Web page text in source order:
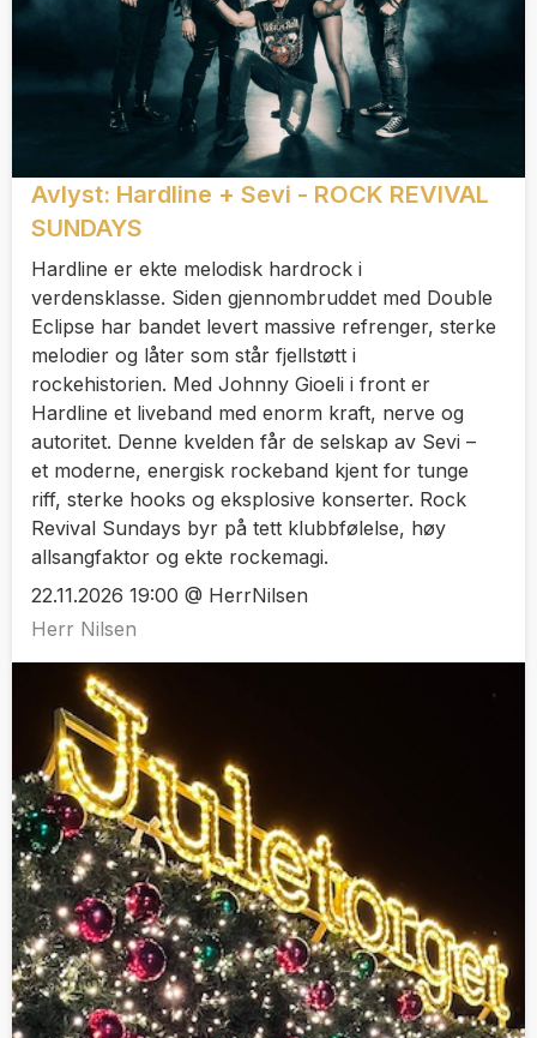
Avlyst: Hardline + Sevi - ROCK REVIVAL
SUNDAYS
Hardline er ekte melodisk hardrock i
verdensklasse. Siden gjennombruddet med Double
Eclipse har bandet levert massive refrenger, sterke
melodier og låter som står fjellstøtt i
rockehistorien. Med Johnny Gioeli i front er
Hardline et liveband med enorm kraft, nerve og
autoritet. Denne kvelden får de selskap av Sevi –
et moderne, energisk rockeband kjent for tunge
riff, sterke hooks og eksplosive konserter. Rock
Revival Sundays byr på tett klubbfølelse, høy
allsangfaktor og ekte rockemagi.
22.11.2026 19:00 @ HerrNilsen
Herr Nilsen